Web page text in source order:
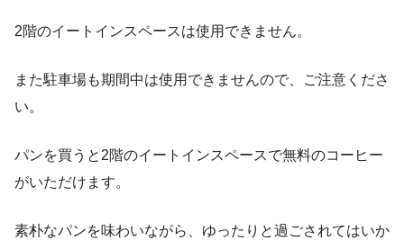
2階のイートインスペースは使用できません。
また駐車場も期間中は使用できませんので、ご注意くださ
い。
パンを買うと2階のイートインスペースで無料のコーヒー
がいただけます。
素朴なパンを味わいながら、ゆったりと過ごされてはいか